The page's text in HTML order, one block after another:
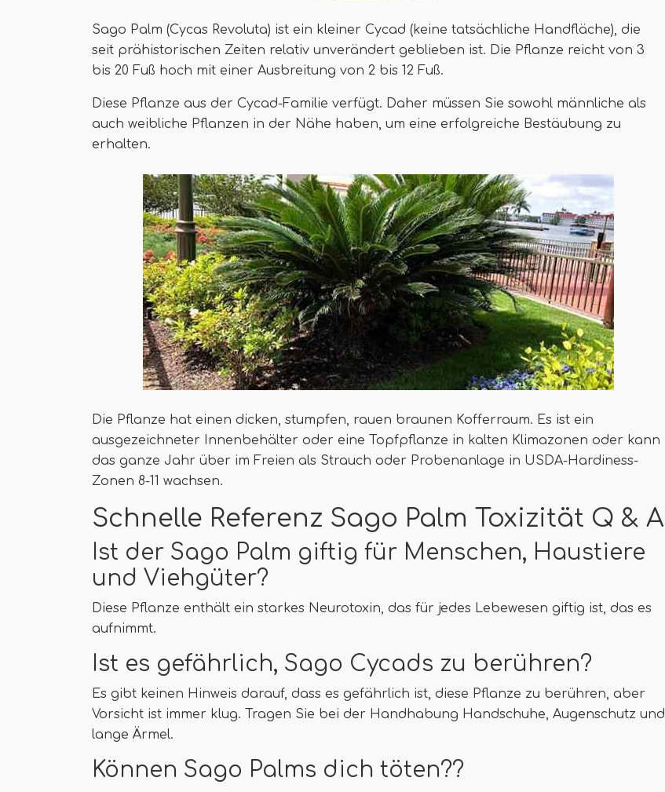
Sago Palm (Cycas Revoluta) ist ein kleiner Cycad (keine tatsächliche Handfläche), die
seit prähistorischen Zeiten relativ unverändert geblieben ist. Die Pflanze reicht von 3
bis 20 Fuß hoch mit einer Ausbreitung von 2 bis 12 Fuß.
Diese Pflanze aus der Cycad-Familie verfügt. Daher müssen Sie sowohl männliche als
auch weibliche Pflanzen in der Nähe haben, um eine erfolgreiche Bestäubung zu
erhalten.
Die Pflanze hat einen dicken, stumpfen, rauen braunen Kofferraum. Es ist ein
ausgezeichneter Innenbehälter oder eine Topfpflanze in kalten Klimazonen oder kann
das ganze Jahr über im Freien als Strauch oder Probenanlage in USDA-Hardiness-
Zonen 8-11 wachsen.
Schnelle Referenz Sago Palm Toxizität Q & A
Ist der Sago Palm giftig für Menschen, Haustiere
und Viehgüter?
Diese Pflanze enthält ein starkes Neurotoxin, das für jedes Lebewesen giftig ist, das es
aufnimmt.
Ist es gefährlich, Sago Cycads zu berühren?
Es gibt keinen Hinweis darauf, dass es gefährlich ist, diese Pflanze zu berühren, aber
Vorsicht ist immer klug. Tragen Sie bei der Handhabung Handschuhe, Augenschutz und
lange Ärmel.
Können Sago Palms dich töten??